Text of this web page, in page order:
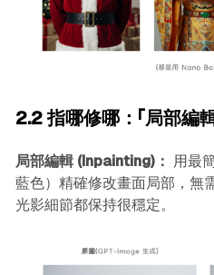
2.2 指哪修哪：「局部編輯
局部編輯 (Inpainting)：
用最
藍色）精確修改畫面局部，無
光影細節都保持很穩定。